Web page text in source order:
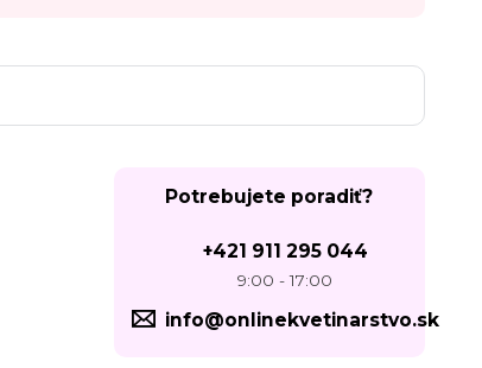
Potrebujete poradiť?
+421 911 295 044
9:00 - 17:00
info@onlinekvetinarstvo.sk